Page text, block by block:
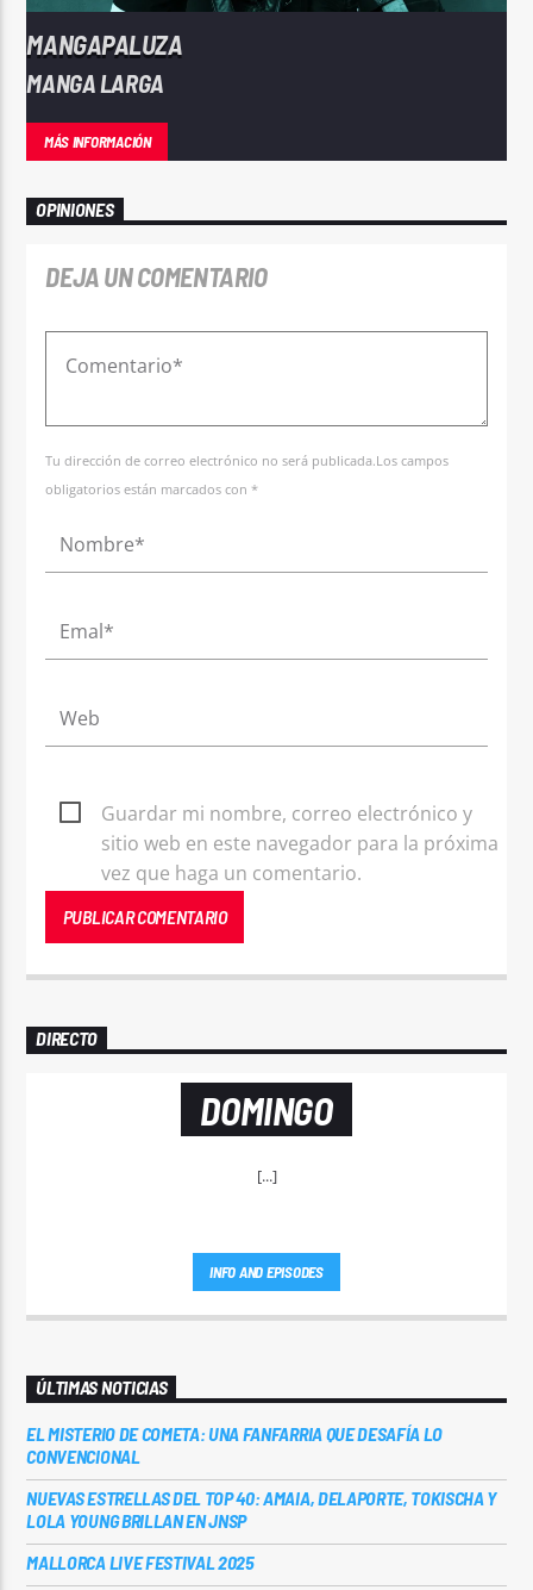
MANGAPALUZA
MANGA LARGA
MÁS INFORMACIÓN
OPINIONES
DEJA UN COMENTARIO
Tu dirección de correo electrónico no será publicada.Los campos
obligatorios están marcados con *
Guardar mi nombre, correo electrónico y
sitio web en este navegador para la próxima
vez que haga un comentario.
DIRECTO
DOMINGO
[...]
INFO AND EPISODES
ÚLTIMAS NOTICIAS
EL MISTERIO DE COMETA: UNA FANFARRIA QUE DESAFÍA LO
CONVENCIONAL
NUEVAS ESTRELLAS DEL TOP 40: AMAIA, DELAPORTE, TOKISCHA Y
LOLA YOUNG BRILLAN EN JNSP
MALLORCA LIVE FESTIVAL 2025